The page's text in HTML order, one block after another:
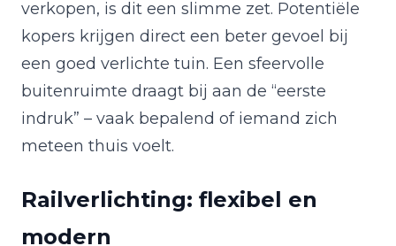
verkopen, is dit een slimme zet. Potentiële
kopers krijgen direct een beter gevoel bij
een goed verlichte tuin. Een sfeervolle
buitenruimte draagt bij aan de “eerste
indruk” – vaak bepalend of iemand zich
meteen thuis voelt.
Railverlichting: flexibel en
modern